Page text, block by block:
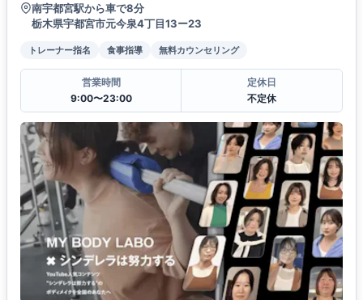
南宇都宮駅から車で8分
栃木県宇都宮市元今泉4丁目13ー23
トレーナー指名 食事指導 無料カウンセリング
営業時間
9:00〜23:00
定休日
不定休